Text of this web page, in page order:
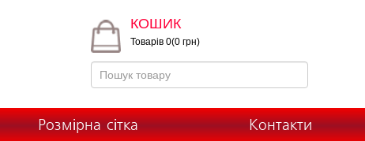
КОШИК
Товарів 0(0 грн)
Розмірна сітка Контакти